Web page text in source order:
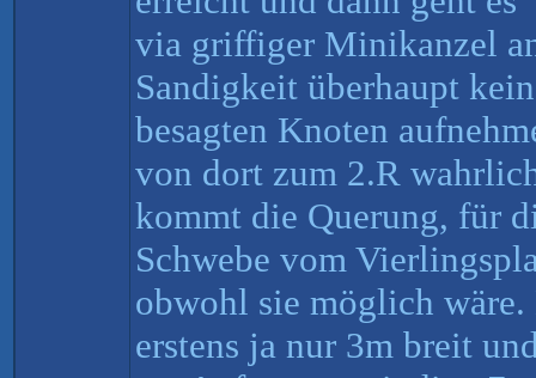
via griffiger Minikanzel
Sandigkeit überhaupt
besagten Knoten
von dort zum 2.R
kommt die Querung, für
Schwebe vom
obwohl sie möglich wäre.
erstens ja nur 3m breit